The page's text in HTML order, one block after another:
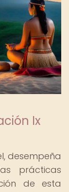
Ix
desempeña
prácticas
de esta